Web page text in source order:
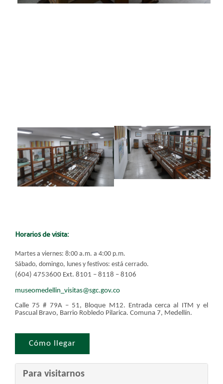
​Horarios de visita:​
Martes a viernes: 8:00 a.m. a 4:00 p.m.
Sábado, domingo, lunes y festivos: está cerrado.​​
(604) 4753600 Ext. 8101 – 8118 – 8106
museomedellin_visitas@sgc.gov.co
Calle 75 # 79A – 51, Bloque M12. Entrada cerca al ITM y el
Pascual Bravo, Barrio Robledo Pilarica. Comuna 7, Medellín. ​
Cómo llegar​​
Para visi​​tarnos